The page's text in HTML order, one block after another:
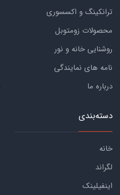
ترانکینگ و اکسسوری
محصولات زومتوبل
روشنایی خانه و نور
نامه های نمایندگی
درباره ما
دسته‌بندی
خانه
لگراند
اینفیلینک